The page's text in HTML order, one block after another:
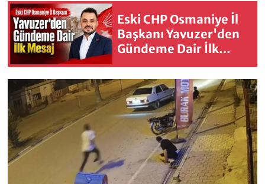
Eski CHP Osmaniye İl
Başkanı Yavuzer'den
Gündeme Dair İlk
Mesaj